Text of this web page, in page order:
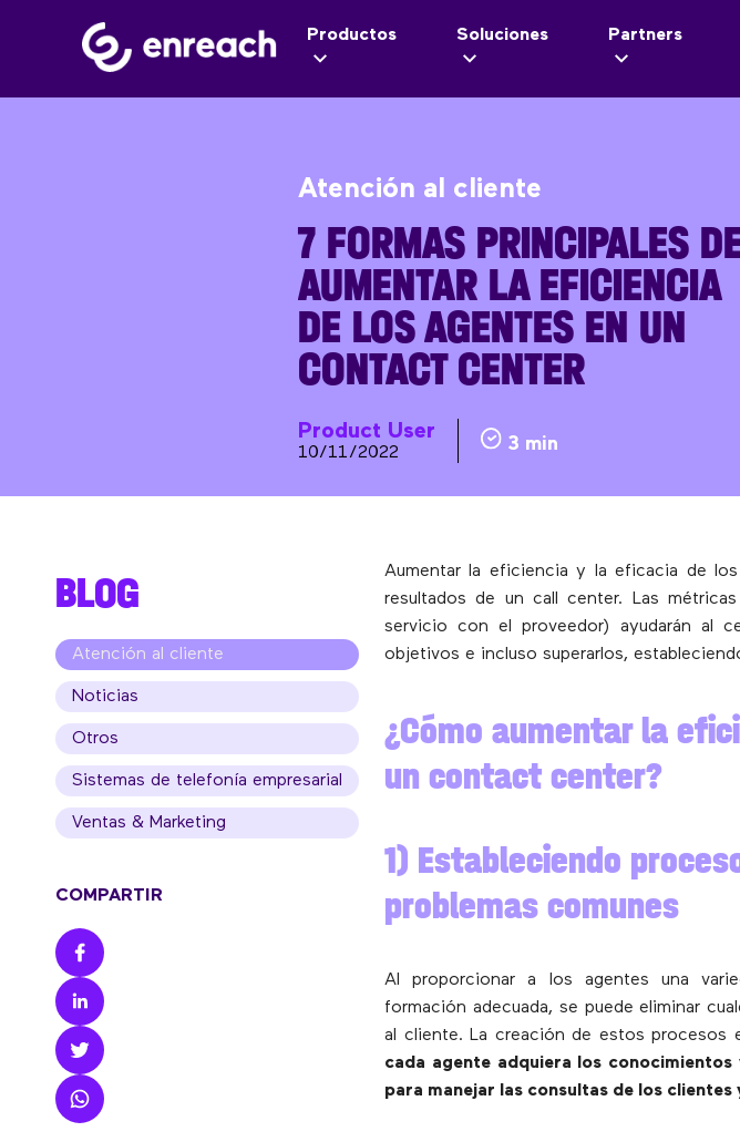
Productos Soluciones Partners
Atención al cliente
7 FORMAS PRINCIPALES
AUMENTAR LA EFICIENCIA
DE LOS AGENTES EN UN
CONTACT CENTER
Product User
10/11/2022 3 min
Aumentar la eficiencia y la eficacia de
resultados de un call center. Las
servicio con el proveedor) ayudarán al
objetivos e incluso superarlos,
¿Cómo aumentar la
un contact center?
1) Estableciendo
problemas comunes
Al proporcionar a los agentes una
formación adecuada, se puede eliminar
al cliente. La creación de estos procesos
cada agente adquiera los conocimientos
para manejar las consultas de los
BLOG
Atención al cliente
Noticias
Otros
Sistemas de telefonía empresarial
Ventas & Marketing
COMPARTIR